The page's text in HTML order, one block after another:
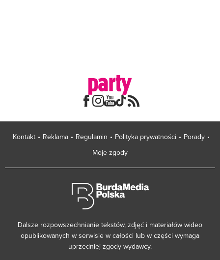
Kontakt Reklama Regulamin Polityka prywatności
Porady
Moje zgody
Dalsze rozpowszechnianie tekstów, zdjęć i materiałów wideo
opublikowanych w serwisie w całości lub w części wymaga
uprzedniej zgody wydawcy.